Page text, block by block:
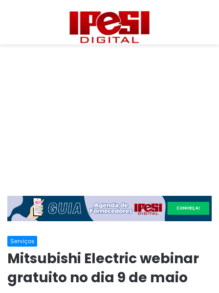
Serviços
Mitsubishi Electric webinar
gratuito no dia 9 de maio